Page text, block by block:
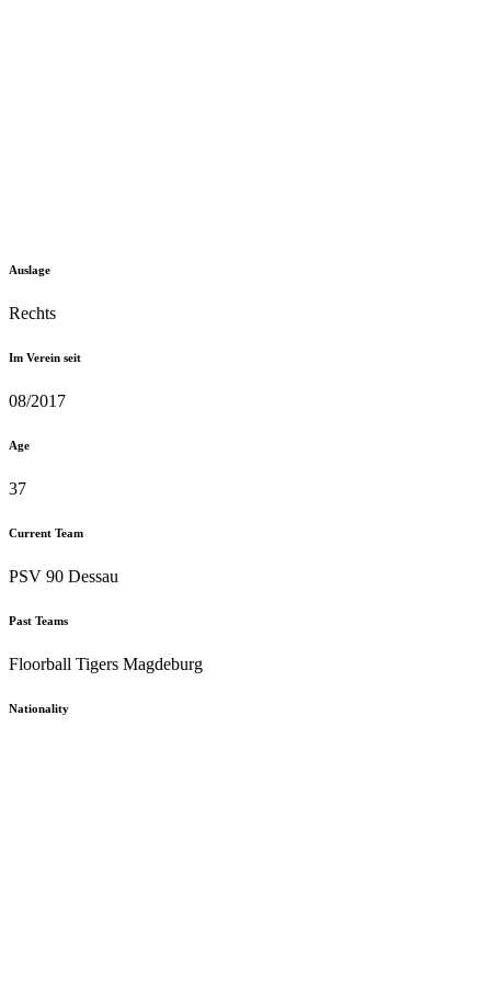
Auslage
Rechts
Im Verein seit
08/2017
Age
37
Current Team
PSV 90 Dessau
Past Teams
Floorball Tigers Magdeburg
Nationality